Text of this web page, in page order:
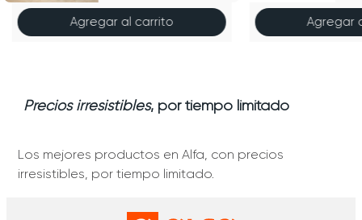
Agregar al carrito Agregar
Precios irresistibles, por tiempo limitado
Los mejores productos en Alfa, con precios
irresistibles, por tiempo limitado.